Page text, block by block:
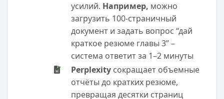
усилий. Например, можно
загрузить 100-страничный
документ и задать вопрос “дай
краткое резюме главы 3” –
система ответит за 1–2 минуты
Perplexityсокращает объемные
отчёты до кратких резюме,
превращая десятки страниц